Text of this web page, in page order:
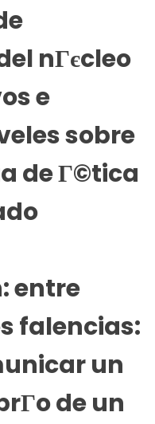
nГєcleo
e
sobre
de Г©tica
entre
falencias:
un
de un